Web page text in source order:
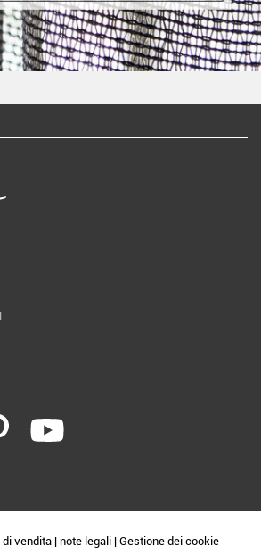
di vendita | note legali | Gestione dei cookie